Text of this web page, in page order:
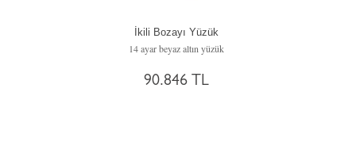
İkili Bozayı Yüzük
14 ayar beyaz altın yüzük
90.846 TL